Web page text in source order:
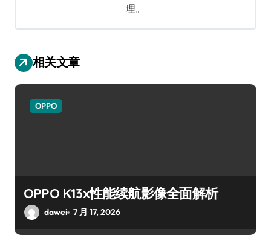
理。
相关文章
OPPO
OPPO K13x性能续航影像全面解析
dawei 7 月 17, 2026